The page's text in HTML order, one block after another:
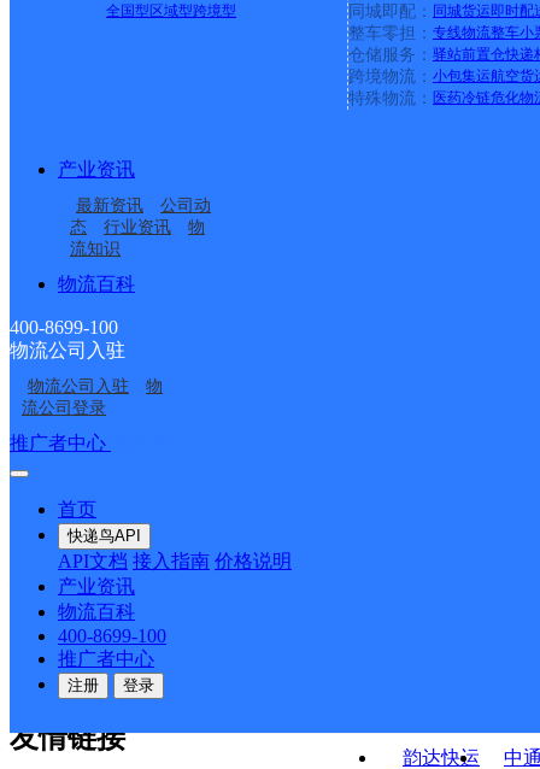
全国型 区域型跨境型 同城即配： 同城货运即时配
整车零担： 专线物流整车小
仓储服务： 驿站前置仓快递
跨境物流： 小包集运航空货
特殊物流： 医药冷链危化物
产业资讯
最新资讯
公司动
态
行业资讯
物
流知识
物流百科
400-8699-100
物流公司入驻
物流公司入驻
物
流公司登录
推广者中心
首页
快递鸟API
API文档 接入指南 价格说明
产业资讯
物流百科
400-8699-100
推广者中心
注册 登录
寄存分部
河北雄县公司双堂社区
便民寄存点
河北雄县公司朱各庄特
色小镇寄存点分部
河北雄县公司大营便民
寄存分部
河北雄县公司龙湾便民
寄存分部
保定雄县铃铛阁大街营
业部
河北雄县公司
韵达快运
中
接口API
API接口 DEMO下载
关于我们
公司介绍 企业动态
合作伙伴 快递鸟接口服务协议
户隐私政策
友情链接